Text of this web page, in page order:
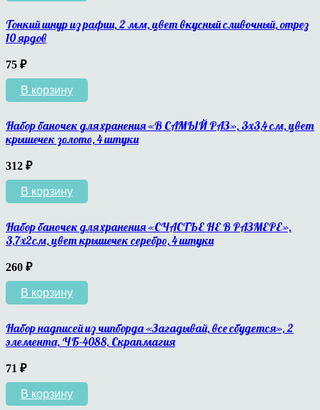
Тонкий шнур из рафии, 2 мм, цвет вкусный сливочный, отрез
10 ярдов
75 ₽
В корзину
Набор баночек для хранения «В САМЫЙ РАЗ», 3х3,4 см, цвет
крышечек золото, 4 штуки
312 ₽
В корзину
Набор баночек для хранения «СЧАСТЬЕ НЕ В РАЗМЕРЕ»,
3,7х2см, цвет крышечек серебро, 4 штуки
260 ₽
В корзину
Набор надписей из чипборда «Загадывай, все сбудется», 2
элемента, ЧБ-4088, Скрапмагия
71 ₽
В корзину